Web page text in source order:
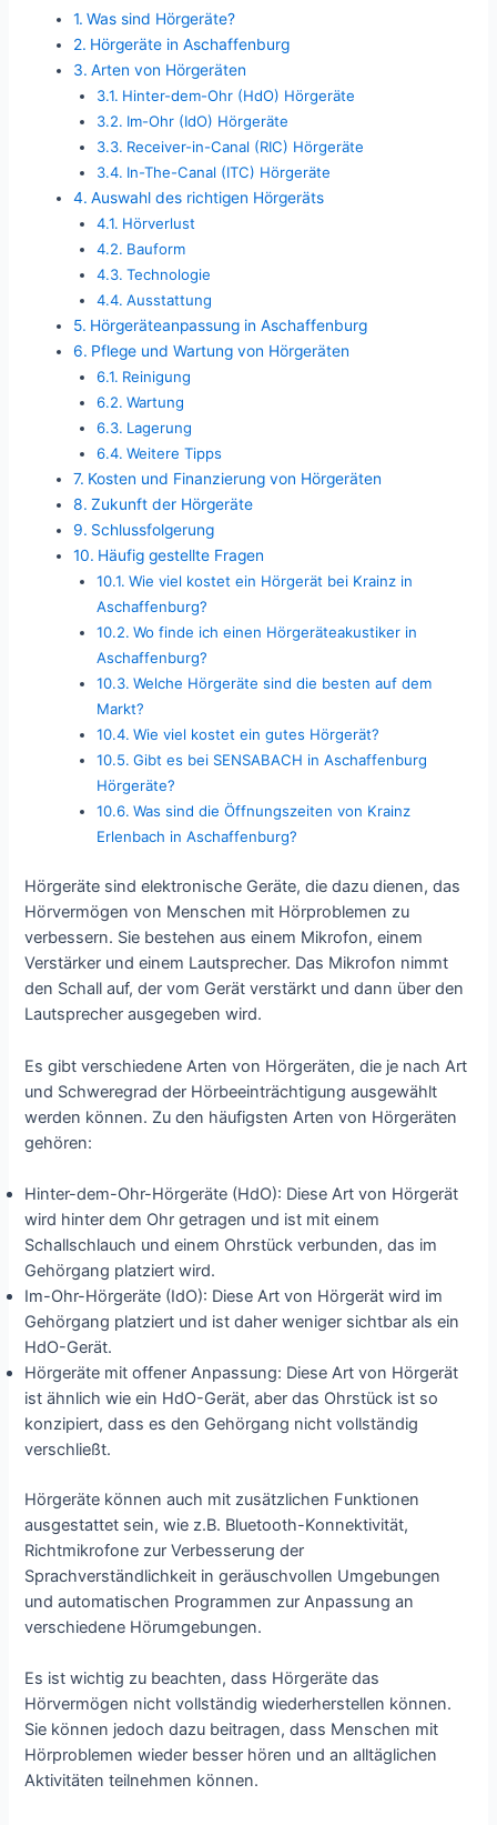
Was sind Hörgeräte?
Hörgeräte in Aschaffenburg
Arten von Hörgeräten
Hinter-dem-Ohr (HdO) Hörgeräte
Im-Ohr (IdO) Hörgeräte
Receiver-in-Canal (RIC) Hörgeräte
In-The-Canal (ITC) Hörgeräte
Auswahl des richtigen Hörgeräts
Hörverlust
Bauform
Technologie
Ausstattung
Hörgeräteanpassung in Aschaffenburg
Pflege und Wartung von Hörgeräten
Reinigung
Wartung
Lagerung
Weitere Tipps
Kosten und Finanzierung von Hörgeräten
Zukunft der Hörgeräte
Schlussfolgerung
Häufig gestellte Fragen
Wie viel kostet ein Hörgerät bei Krainz in
Aschaffenburg?
Wo finde ich einen Hörgeräteakustiker in
Aschaffenburg?
Welche Hörgeräte sind die besten auf dem
Markt?
Wie viel kostet ein gutes Hörgerät?
Gibt es bei SENSABACH in Aschaffenburg
Hörgeräte?
Was sind die Öffnungszeiten von Krainz
Erlenbach in Aschaffenburg?
Hörgeräte sind elektronische Geräte, die dazu dienen, das
Hörvermögen von Menschen mit Hörproblemen zu
verbessern. Sie bestehen aus einem Mikrofon, einem
Verstärker und einem Lautsprecher. Das Mikrofon nimmt
den Schall auf, der vom Gerät verstärkt und dann über den
Lautsprecher ausgegeben wird.
Es gibt verschiedene Arten von Hörgeräten, die je nach Art
und Schweregrad der Hörbeeinträchtigung ausgewählt
werden können. Zu den häufigsten Arten von Hörgeräten
gehören:
Hinter-dem-Ohr-Hörgeräte (HdO): Diese Art von Hörgerät
wird hinter dem Ohr getragen und ist mit einem
Schallschlauch und einem Ohrstück verbunden, das im
Gehörgang platziert wird.
Im-Ohr-Hörgeräte (IdO): Diese Art von Hörgerät wird im
Gehörgang platziert und ist daher weniger sichtbar als ein
HdO-Gerät.
Hörgeräte mit offener Anpassung: Diese Art von Hörgerät
ist ähnlich wie ein HdO-Gerät, aber das Ohrstück ist so
konzipiert, dass es den Gehörgang nicht vollständig
verschließt.
Hörgeräte können auch mit zusätzlichen Funktionen
ausgestattet sein, wie z.B. Bluetooth-Konnektivität,
Richtmikrofone zur Verbesserung der
Sprachverständlichkeit in geräuschvollen Umgebungen
und automatischen Programmen zur Anpassung an
verschiedene Hörumgebungen.
Es ist wichtig zu beachten, dass Hörgeräte das
Hörvermögen nicht vollständig wiederherstellen können.
Sie können jedoch dazu beitragen, dass Menschen mit
Hörproblemen wieder besser hören und an alltäglichen
Aktivitäten teilnehmen können.